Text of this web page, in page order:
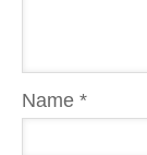
Name *